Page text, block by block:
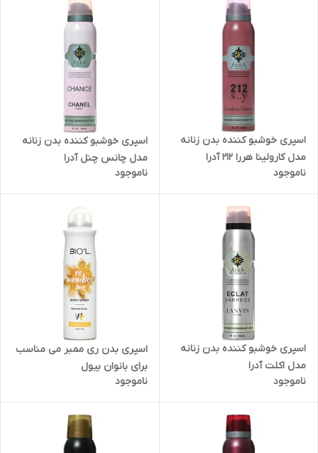
اسپری خوشبو کننده بدن زنانه
مدل کارولینا هررا 212 آدرا
ناموجود
اسپری خوشبو کننده بدن زنانه
مدل چانس چنل آدرا
ناموجود
اسپری خوشبو کننده بدن زنانه
مدل اکلت آدرا
ناموجود
اسپری بدن ری ممبر می مناسب
برای بانوان بیول
ناموجود